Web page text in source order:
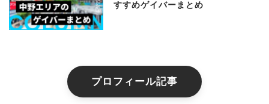
すすめゲイバーまとめ
プロフィール記事